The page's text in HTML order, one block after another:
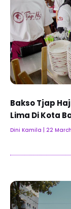
Bakso Tjap
Lima Di Kota
Dini Kamila 22